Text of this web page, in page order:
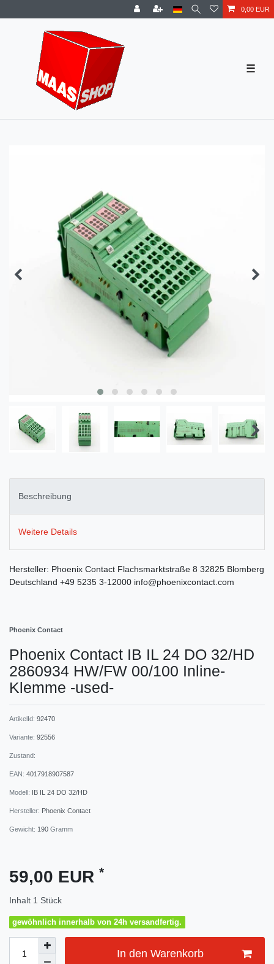
0,00 EUR
☰
Beschreibung
Weitere Details
Hersteller: Phoenix Contact Flachsmarktstraße 8 32825 Blomberg
Deutschland +49 5235 3-12000 info@phoenixcontact.com
Phoenix Contact
Phoenix Contact IB IL 24 DO 32/HD
2860934 HW/FW 00/100 Inline-
Klemme -used-
ArtikelId: 92470
Variante: 92556
Zustand:
EAN: 4017918907587
Modell: IB IL 24 DO 32/HD
Hersteller: Phoenix Contact
Gewicht: 190 Gramm
59,00 EUR *
Inhalt 1 Stück
gewöhnlich innerhalb von 24h versandfertig.
In den Warenkorb